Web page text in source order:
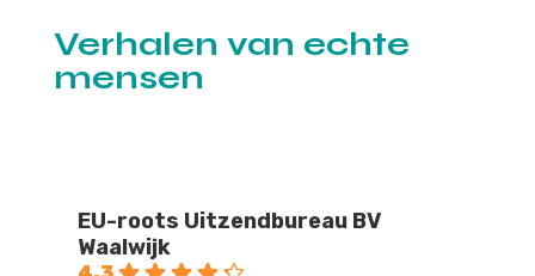
Verhalen van echte
mensen
EU-roots Uitzendbureau BV
Waalwijk